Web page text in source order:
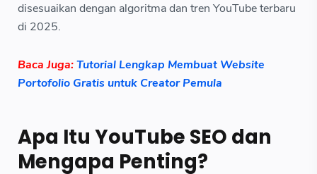
disesuaikan dengan algoritma dan tren YouTube terbaru
di 2025.
Baca Juga:Tutorial Lengkap Membuat Website
Portofolio Gratis untuk Creator Pemula
Apa Itu YouTube SEO dan
Mengapa Penting?